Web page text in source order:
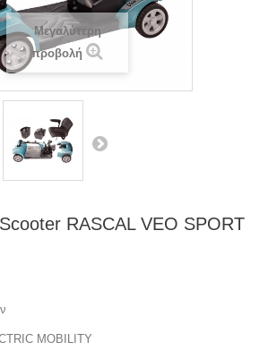
Μεγαλύτερη
προβολή
Scooter RASCAL VEO SPORT
MOBILITY